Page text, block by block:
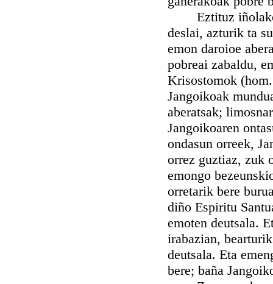
Eztituz iñolakoz
deslai, azturik ta
emon daroioe
pobreai zabaldu,
Krisostomok
Jangoikoak
aberatsak;
Jangoikoaren
ondasun orreek,
orrez guztiaz, zuk
emongo
orretarik bere
diño Espiritu
emoten deutsala.
irabazian,
deutsala. Eta
bere; baña